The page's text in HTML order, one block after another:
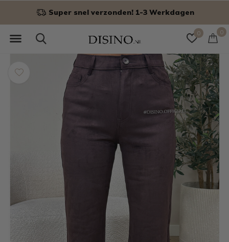
0 0
Super snel verzonden! 1-3 Werkdagen